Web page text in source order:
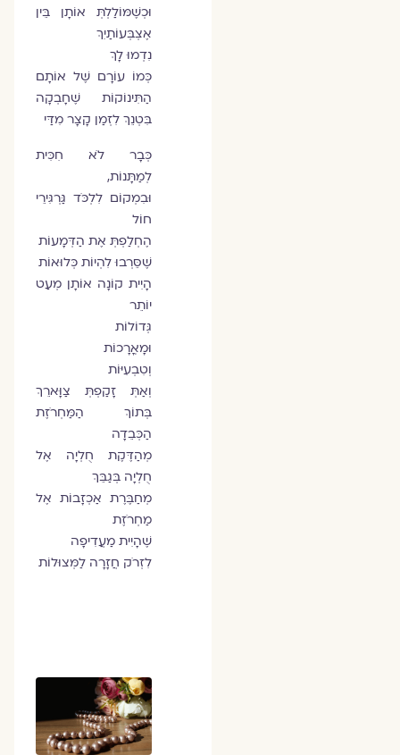
וּכְשֶׁמּוֹלַלְתְּ אוֹתָן בֵּין
אֶצְבְּעוֹתַיִךְ
נִדְמוּ לָךְ
כְּמוֹ עוֹרָם שֶׁל אוֹתָם
הַתִּינוֹקוֹת שֶׁחָבְקָה
בִּטְנֵךְ לִזְמַן קָצָר מִדַּי
כְּבָר לֹא חִכִּית
לְמַתָּנוֹת,
וּבִמְקוֹם לִלְכֹּד גַּרְגִּירֵי
חוֹל
הֶחְלַפְתְּ אֶת הַדְּמָעוֹת
שֶׁסֵּרְבוּ לִהְיוֹת כְּלוּאוֹת
הָיִית קוֹנָה אוֹתָן מְעַט
יוֹתֵר
גְּדוֹלוֹת
וּמָאֳרָכוֹת
וְטִבְעִיּוֹת
וְאַתְּ זָקַפְתְּ צַוָּארֵךְ
בְּתוֹךְ הַמַּחְרֹזֶת
הַכְּבֵדָה
מְהַדֶּקֶת חֻלְיָה אֶל
חֻלְיָה בְּגַבֵּךְ
מְחַבֶּרֶת אַכְזָבוֹת אֶל
מַחְרֹזֶת
שֶׁהָיִית מַעֲדִיפָה
לִזְרֹק חֲזָרָה לַמְּצוּלוֹת